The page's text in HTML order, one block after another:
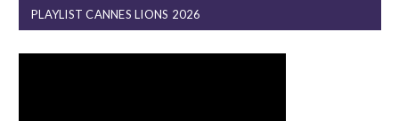
PLAYLIST CANNES LIONS 2026